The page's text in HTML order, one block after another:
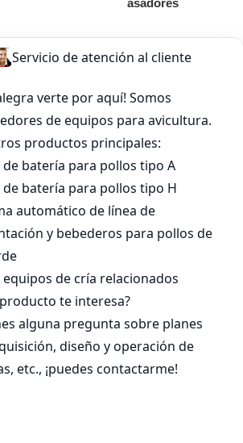
asadores
Bandeja de
alimentación para
pollos de engorde
mano Otro equipo